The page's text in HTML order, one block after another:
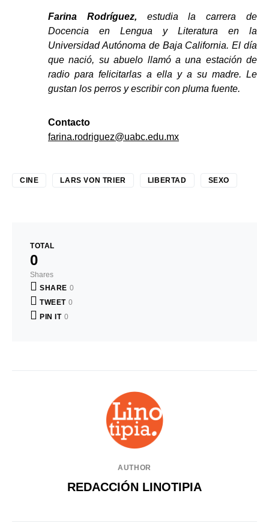
Farina Rodríguez, estudia la carrera de
Docencia en Lengua y Literatura en la
Universidad Autónoma de Baja California. El día
que nació, su abuelo llamó a una estación de
radio para felicitarlas a ella y a su madre. Le
gustan los perros y escribir con pluma fuente.
Contacto
farina.rodriguez@uabc.edu.mx
CINE LARS VON TRIER LIBERTAD SEXO
TOTAL
0
Shares
SHARE 0
TWEET 0
PIN IT 0
AUTHOR
REDACCIÓN LINOTIPIA